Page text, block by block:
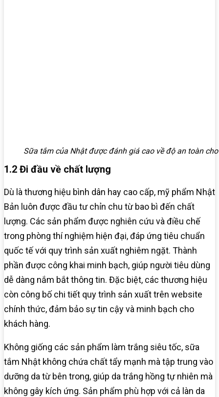
Sữa tắm của Nhật được đánh giá cao về độ an toàn
1.2 Đi đầu về chất lượng
Dù là thương hiệu bình dân hay cao cấp, mỹ phẩm Nhật
Bản luôn được đầu tư chỉn chu từ bao bì đến chất
lượng. Các sản phẩm được nghiên cứu và điều chế
trong phòng thí nghiệm hiện đại, đáp ứng tiêu chuẩn
quốc tế với quy trình sản xuất nghiêm ngặt. Thành
phần được công khai minh bạch, giúp người tiêu dùng
dễ dàng nắm bắt thông tin. Đặc biệt, các thương hiệu
còn công bố chi tiết quy trình sản xuất trên website
chính thức, đảm bảo sự tin cậy và minh bạch cho
khách hàng.
Không giống các sản phẩm làm trắng siêu tốc, sữa
tắm Nhật không chứa chất tẩy mạnh mà tập trung vào
dưỡng da từ bên trong, giúp da trắng hồng tự nhiên mà
không gây kích ứng. Sản phẩm phù hợp với cả làn da